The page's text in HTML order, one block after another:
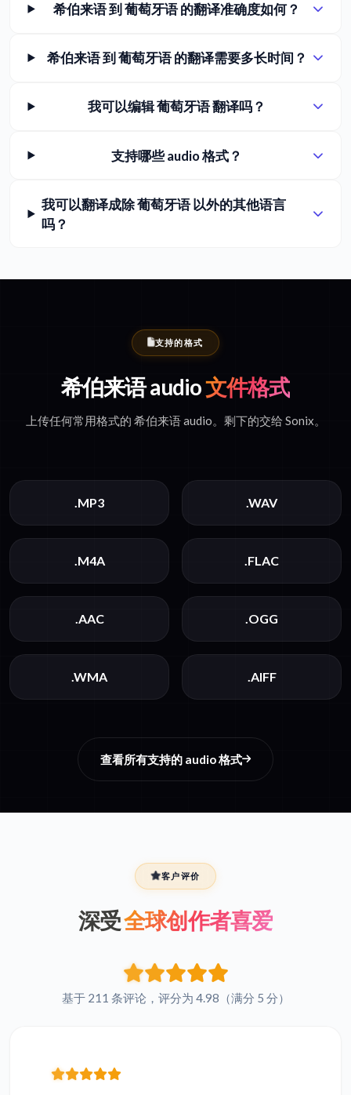
希伯来语 到 葡萄牙语 的翻译准确度如何？
希伯来语 到 葡萄牙语 的翻译需要多长时间？
我可以编辑 葡萄牙语 翻译吗？
支持哪些 audio 格式？
我可以翻译成除 葡萄牙语 以外的其他语言
吗？
支持的格式
希伯来语 audio文件格式
上传任何常用格式的 希伯来语 audio。剩下的交给 Sonix。
.MP3 .WAV
.M4A .FLAC
.AAC .OGG
.WMA .AIFF
查看所有支持的 audio 格式
客户评价
深受全球创作者喜爱
基于 211 条评论，评分为 4.98（满分 5 分）